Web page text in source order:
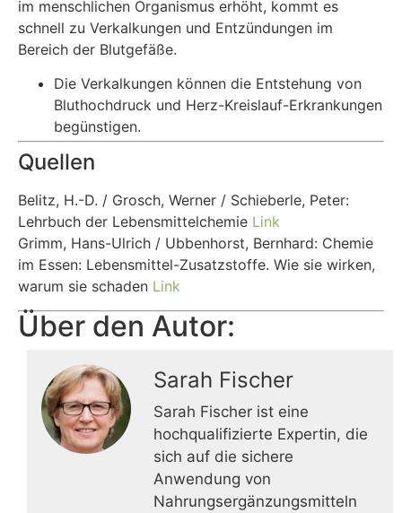
im menschlichen Organismus erhöht, kommt es
schnell zu Verkalkungen und Entzündungen im
Bereich der Blutgefäße.
Die Verkalkungen können die Entstehung von
Bluthochdruck und Herz-Kreislauf-Erkrankungen
begünstigen.
Quellen
Belitz, H.-D. / Grosch, Werner / Schieberle, Peter:
Lehrbuch der Lebensmittelchemie Link
Grimm, Hans-Ulrich / Ubbenhorst, Bernhard: Chemie
im Essen: Lebensmittel-Zusatzstoffe. Wie sie wirken,
warum sie schaden Link
Über den Autor:
Sarah Fischer
Sarah Fischer ist eine
hochqualifizierte Expertin, die
sich auf die sichere
Anwendung von
Nahrungsergänzungsmitteln